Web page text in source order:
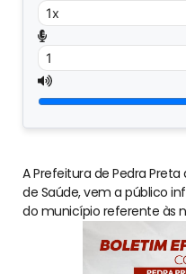
A Prefeitura de Pedra
de Saúde, vem a público
do município referente às